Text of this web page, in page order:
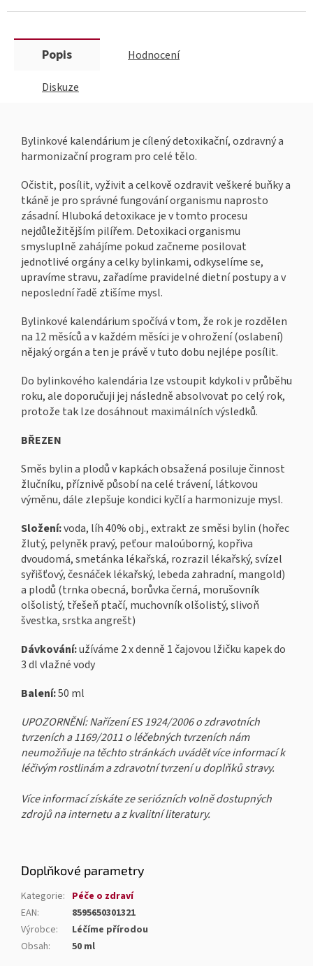
Popis Hodnocení
Diskuze
Bylinkové kalendárium je cílený detoxikační, ozdravný a
harmonizační program pro celé tělo.
Očistit, posílit, vyživit a celkově ozdravit veškeré buňky a
tkáně je pro správné fungování organismu naprosto
zásadní. Hluboká detoxikace je v tomto procesu
nejdůležitějším pilířem. Detoxikaci organismu
smysluplně zahájíme pokud začneme posilovat
jednotlivé orgány a celky bylinkami, odkyselíme se,
upravíme stravu, zařadíme pravidelné dietní postupy a v
neposlední řadě ztišíme mysl.
Bylinkové kalendárium spočívá v tom, že rok je rozdělen
na 12 měsíců a v každém měsíci je v ohrožení (oslabení)
nějaký orgán a ten je právě v tuto dobu nejlépe posílit.
Do bylinkového kalendária lze vstoupit kdykoli v průběhu
roku, ale doporučuji jej následně absolvovat po celý rok,
protože tak lze dosáhnout maximálních výsledků.
BŘEZEN
Směs bylin a plodů v kapkách obsažená posiluje činnost
žlučníku, příznivě působí na celé trávení, látkovou
výměnu, dále zlepšuje kondici kyčlí a harmonizuje mysl.
Složení:voda, líh 40% obj., extrakt ze směsi bylin (hořec
žlutý, pelyněk pravý, peťour maloúborný, kopřiva
dvoudomá, smetánka lékařská, rozrazil lékařský, svízel
syřišťový, česnáček lékařský, lebeda zahradní, mangold)
a plodů (trnka obecná, borůvka černá, morušovník
olšolistý, třešeň ptačí, muchovník olšolistý, slivoň
švestka, srstka angrešt)
Dávkování:užíváme 2 x denně 1 čajovou lžičku kapek do
3 dl vlažné vody
Balení:50 ml
UPOZORNĚNÍ: Nařízení ES 1924/2006 o zdravotních
tvrzeních a 1169/2011 o léčebných tvrzeních nám
neumožňuje na těchto stránkách uvádět více informací k
léčivým rostlinám a zdravotní tvrzení u doplňků stravy.
Více informací získáte ze seriózních volně dostupných
zdrojů na internetu a z kvalitní literatury.
Doplňkové parametry
Kategorie: Péče o zdraví
EAN:
8595650301321
Výrobce:
Léčíme přírodou
Obsah: 50 ml